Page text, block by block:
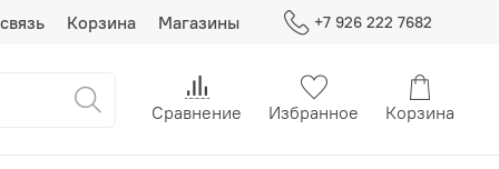
Корзина Магазины +7 926 222 7682
Сравнение Избранное Корзина